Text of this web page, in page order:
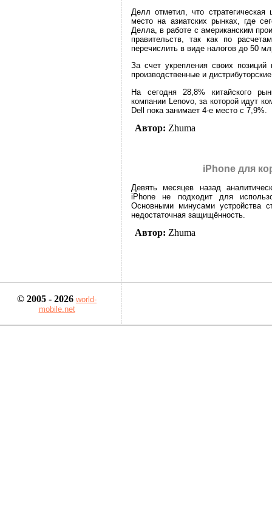
Делл отметил, что
место на азиатских рынках, где
Делла, в работе с американским
правительств, так как по
перечислить в виде налогов до 50
За счет укрепления своих
производственные и
На сегодня 28,8% китайского
компании Lenovo, за которой идут
Dell пока занимает 4-е место с 7,9%.
Автор: Zhuma
iPhone для
Девять месяцев назад
iPhone не подходит для
Основными минусами устройства
недостаточная защищённость.
Автор: Zhuma
© 2005 - 2026 world-
mobile.net